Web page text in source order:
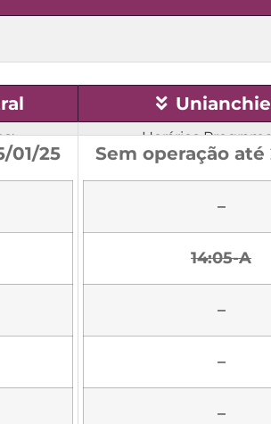
Horários
01/25 Sem operação até
–
14:05-A
–
–
–